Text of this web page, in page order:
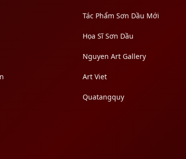
Tác Phẩm Sơn Dầu Mới
Họa Sĩ Sơn Dầu
Nguyen Art Gallery
Art Viet
Quatangquy